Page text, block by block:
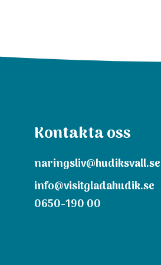
Kontakta oss
naringsliv@hudiksvall.se
info@visitgladahudik.se
0650-190 00